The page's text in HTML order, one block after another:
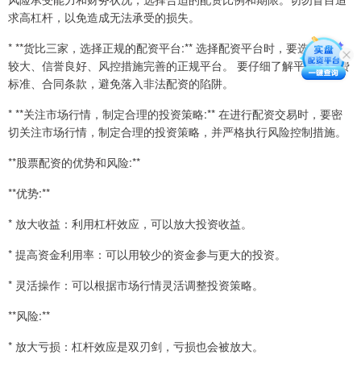
求高杠杆，以免造成无法承受的损失。
* **货比三家，选择正规的配资平台:** 选择配资平台时，要选择规模
较大、信誉良好、风控措施完善的正规平台。 要仔细了解平台的收费
标准、合同条款，避免落入非法配资的陷阱。
* **关注市场行情，制定合理的投资策略:** 在进行配资交易时，要密
切关注市场行情，制定合理的投资策略，并严格执行风险控制措施。
**股票配资的优势和风险:**
**优势:**
* 放大收益：利用杠杆效应，可以放大投资收益。
* 提高资金利用率：可以用较少的资金参与更大的投资。
* 灵活操作：可以根据市场行情灵活调整投资策略。
**风险:**
* 放大亏损：杠杆效应是双刃剑，亏损也会被放大。